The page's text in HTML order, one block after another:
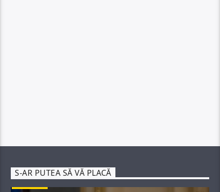
S-AR PUTEA SĂ VĂ PLACĂ